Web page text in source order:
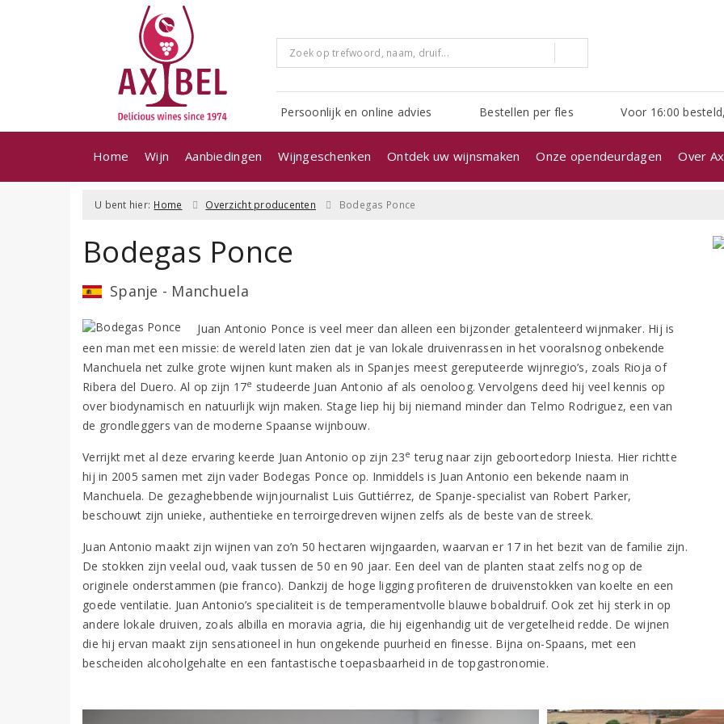
Persoonlijk en online advies Bestellen per fles Voor 16:00
Home Wijn Aanbiedingen Wijngeschenken Ontdek uw wijnsmaken Onze opendeurdagen Over
U bent hier: Home Overzicht producenten Bodegas Ponce
Bodegas Ponce
Spanje - Manchuela
Juan Antonio Ponce is veel meer dan alleen een bijzonder getalenteerd wijnmaker. Hij is
een man met een missie: de wereld laten zien dat je van lokale druivenrassen in het vooralsnog onbekende
Manchuela net zulke grote wijnen kunt maken als in Spanjes meest gereputeerde wijnregio’s, zoals Rioja of
Ribera del Duero. Al op zijn 17e studeerde Juan Antonio af als oenoloog. Vervolgens deed hij veel kennis op
over biodynamisch en natuurlijk wijn maken. Stage liep hij bij niemand minder dan Telmo Rodriguez, een van
de grondleggers van de moderne Spaanse wijnbouw.
Verrijkt met al deze ervaring keerde Juan Antonio op zijn 23e terug naar zijn geboortedorp Iniesta. Hier richtte
hij in 2005 samen met zijn vader Bodegas Ponce op. Inmiddels is Juan Antonio een bekende naam in
Manchuela. De gezaghebbende wijnjournalist Luis Guttiérrez, de Spanje-specialist van Robert Parker,
beschouwt zijn unieke, authentieke en terroirgedreven wijnen zelfs als de beste van de streek.
Juan Antonio maakt zijn wijnen van zo’n 50 hectaren wijngaarden, waarvan er 17 in het bezit van de familie zijn.
De stokken zijn veelal oud, vaak tussen de 50 en 90 jaar. Een deel van de planten staat zelfs nog op de
originele onderstammen (pie franco). Dankzij de hoge ligging profiteren de druivenstokken van koelte en een
goede ventilatie. Juan Antonio’s specialiteit is de temperamentvolle blauwe bobaldruif. Ook zet hij sterk in op
andere lokale druiven, zoals albilla en moravia agria, die hij eigenhandig uit de vergetelheid redde. De wijnen
die hij ervan maakt zijn sensationeel in hun ongekende puurheid en finesse. Bijna on-Spaans, met een
bescheiden alcoholgehalte en een fantastische toepasbaarheid in de topgastronomie.